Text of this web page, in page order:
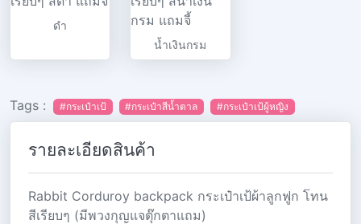
ดำ
น้ำเงินกรม
Tags : #กระเป๋าเป้ #กระเป๋าสีน้ำตาล #กระเป๋าเป้ผู้หญิง
รายละเอียดสินค้า
Rabbit Corduroy backpack กระเป๋าเป้ผ้าลูกฟูก โทน
สีเรียบๆ (มีพวงกุญแจตุ๊กตาแถม)